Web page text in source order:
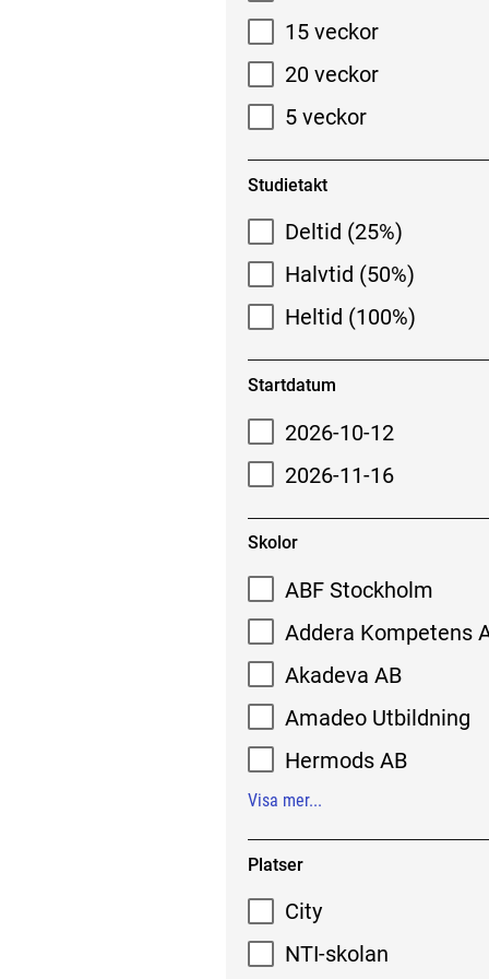
15 veckor
20 veckor
5 veckor
Studietakt
Deltid (25%)
Halvtid (50%)
Heltid (100%)
Startdatum
2026-10-12
2026-11-16
Skolor
ABF Stockholm
Addera Kompetens
Akadeva AB
Amadeo Utbildning
Hermods AB
Visa mer...
Platser
City
NTI-skolan